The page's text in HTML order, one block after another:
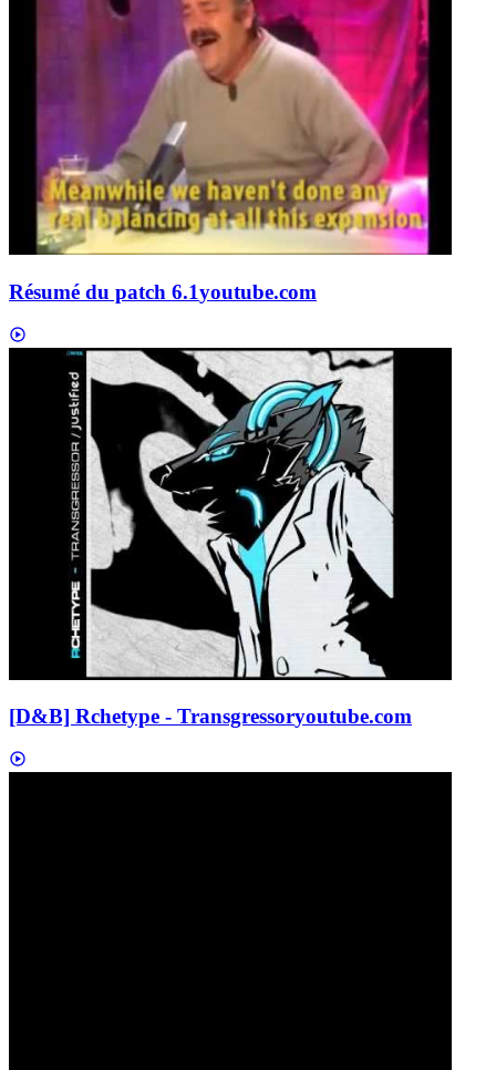
Résumé du patch 6.1youtube.com
[D&B] Rchetype - Transgressoryoutube.com